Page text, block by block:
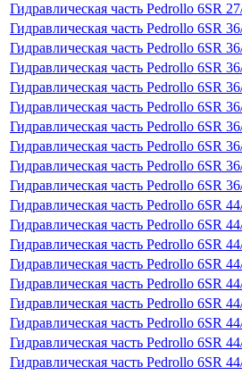
Гидравлическая часть Pedrollo 6SR
Гидравлическая часть Pedrollo 6SR
Гидравлическая часть Pedrollo 6SR
Гидравлическая часть Pedrollo 6SR
Гидравлическая часть Pedrollo 6SR
Гидравлическая часть Pedrollo 6SR
Гидравлическая часть Pedrollo 6SR
Гидравлическая часть Pedrollo 6SR
Гидравлическая часть Pedrollo 6SR
Гидравлическая часть Pedrollo 6SR
Гидравлическая часть Pedrollo 6SR
Гидравлическая часть Pedrollo 6SR
Гидравлическая часть Pedrollo 6SR
Гидравлическая часть Pedrollo 6SR
Гидравлическая часть Pedrollo 6SR
Гидравлическая часть Pedrollo 6SR
Гидравлическая часть Pedrollo 6SR
Гидравлическая часть Pedrollo 6SR
Гидравлическая часть Pedrollo 6SR